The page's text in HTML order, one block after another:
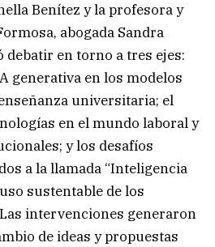
Benítez y la profesora y
abogada Sandra
debatir en torno a tres ejes:
generativa en los modelos
universitaria; el
en el mundo laboral y
y los desafíos
a la llamada “Inteligencia
sustentable de los
intervenciones generaron
de ideas y propuestas